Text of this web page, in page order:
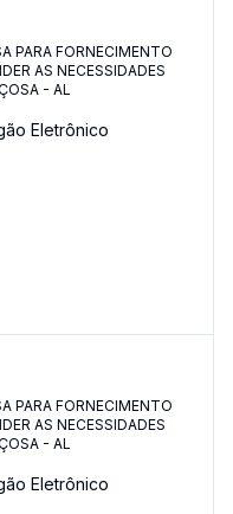
PARA FORNECIMENTO
AS NECESSIDADES
- AL
Eletrônico
PARA FORNECIMENTO
AS NECESSIDADES
- AL
Eletrônico